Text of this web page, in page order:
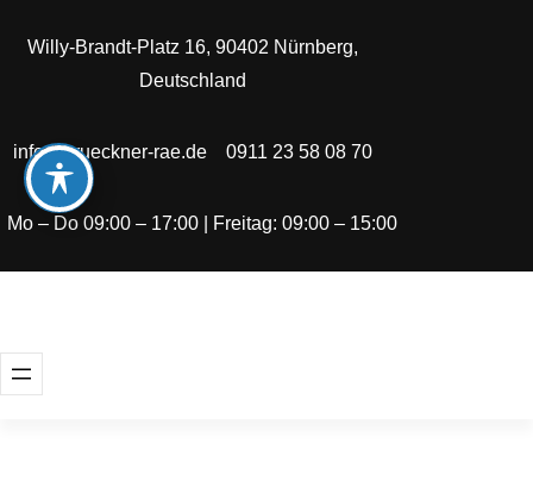
InhaltWilly-Brandt-Platz 16, 90402 Nürnberg,
Deutschland
info@brueckner-rae.de 0911 23 58 08 70
Mo – Do 09:00 – 17:00 | Freitag: 09:00 – 15:00